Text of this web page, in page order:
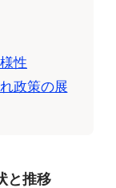
性
政策の展
と推移